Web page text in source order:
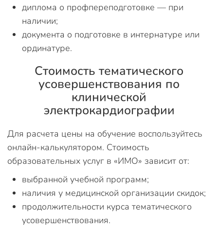
диплома о профпереподготовке — при
наличии;
документа о подготовке в интернатуре или
ординатуре.
Стоимость тематического
усовершенствования по
клинической
электрокардиографии
Для расчета цены на обучение воспользуйтесь
онлайн-калькулятором. Стоимость
образовательных услуг в «ИМО» зависит от:
выбранной учебной программ;
наличия у медицинской организации скидок;
продолжительности курса тематического
усовершенствования.